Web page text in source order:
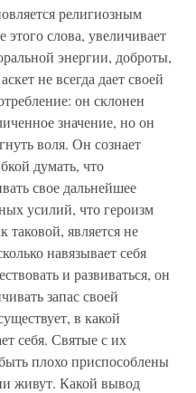
религиозным
слова, увеличивает
энергии, доброты,
не всегда дает своей
он склонен
значение, но он
воля. Он сознает
думать, что
свое дальнейшее
усилий, что героизм
таковой, является не
навязывает себя
и развиваться, он
запас своей
в какой
себя. Святые с их
плохо приспособлены
живут. Какой вывод